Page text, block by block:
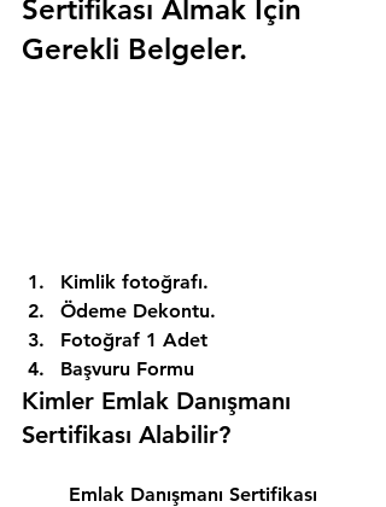
Sertifikası Almak İçin
Gerekli Belgeler.
Kimlik fotoğrafı.
Ödeme Dekontu.
Fotoğraf 1 Adet
Başvuru Formu
Kimler Emlak Danışmanı
Sertifikası Alabilir?
Emlak Danışmanı Sertifikası